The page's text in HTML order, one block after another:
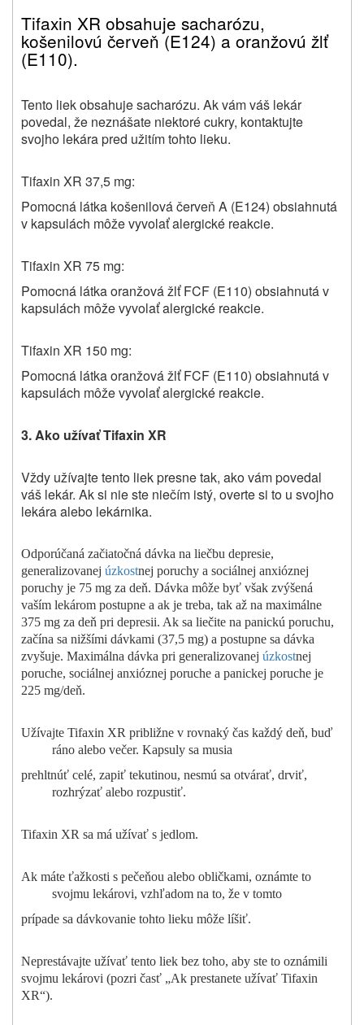
Tifaxin XR obsahuje sacharózu,
košenilovú červeň (E124) a oranžovú žlť
(E110).
Tento liek obsahuje sacharózu. Ak vám váš lekár
povedal, že neznášate niektoré cukry, kontaktujte
svojho lekára pred užitím tohto lieku.
Tifaxin XR 37,5 mg:
Pomocná látka košenilová červeň A (E124) obsiahnutá
v kapsulách môže vyvolať alergické reakcie.
Tifaxin XR 75 mg:
Pomocná látka oranžová žlť FCF (E110) obsiahnutá v
kapsulách môže vyvolať alergické reakcie.
Tifaxin XR 150 mg:
Pomocná látka oranžová žlť FCF (E110) obsiahnutá v
kapsulách môže vyvolať alergické reakcie.
3. Ako užívať Tifaxin XR
Vždy užívajte tento liek presne tak, ako vám povedal
váš lekár. Ak si nie ste niečím istý, overte si to u svojho
lekára alebo lekárnika.
Odporúčaná začiatočná dávka na liečbu depresie,
generalizovanej úzkostnej poruchy a sociálnej anxióznej
poruchy je 75 mg za deň. Dávka môže byť však zvýšená
vaším lekárom postupne a ak je treba, tak až na maximálne
375 mg za deň pri depresii. Ak sa liečite na panickú poruchu,
začína sa nižšími dávkami (37,5 mg) a postupne sa dávka
zvyšuje. Maximálna dávka pri generalizovanej úzkostnej
poruche, sociálnej anxióznej poruche a panickej poruche je
225 mg/deň.
Užívajte Tifaxin XR približne v rovnaký čas každý deň, buď
ráno alebo večer. Kapsuly sa musia
prehltnúť celé, zapiť tekutinou, nesmú sa otvárať, drviť,
rozhrýzať alebo rozpustiť.
Tifaxin XR sa má užívať s jedlom.
Ak máte ťažkosti s pečeňou alebo obličkami, oznámte to
svojmu lekárovi, vzhľadom na to, že v tomto
prípade sa dávkovanie tohto lieku môže líšiť.
Neprestávajte užívať tento liek bez toho, aby ste to oznámili
svojmu lekárovi (pozri časť „Ak prestanete užívať Tifaxin
XR“).